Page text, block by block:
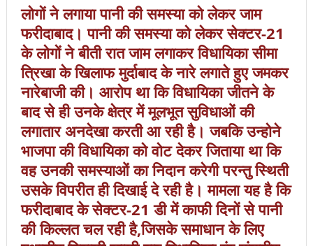
लोगों ने लगाया पानी की समस्या को लेकर जाम
फरीदाबाद। पानी की समस्या को लेकर सेक्टर-21
के लोगों ने बीती रात जाम लगाकर विधायिका सीमा
त्रिखा के खिलाफ मुर्दाबाद के नारे लगाते हुए जमकर
नारेबाजी की। आरोप था कि विधायिका जीतने के
बाद से ही उनके क्षेत्र में मूलभूत सुविधाओं की
लगातार अनदेखा करती आ रही है। जबकि उन्होने
भाजपा की विधायिका को वोट देकर जिताया था कि
वह उनकी समस्याओं का निदान करेगी परन्तु स्थिती
उसके विपरीत ही दिखाई दे रही है। मामला यह है कि
फरीदाबाद के सेक्टर-21 डी में काफी दिनों से पानी
की किल्लत चल रही है,जिसके समाधान के लिए